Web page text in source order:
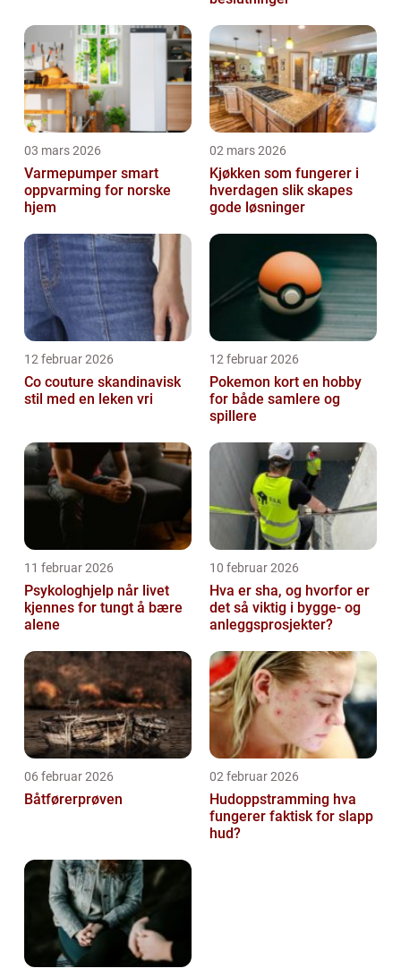
03 mars 2026
Varmepumper smart
oppvarming for norske
hjem
02 mars 2026
Kjøkken som fungerer i
hverdagen slik skapes
gode løsninger
12 februar 2026
Co couture skandinavisk
stil med en leken vri
12 februar 2026
Pokemon kort en hobby
for både samlere og
spillere
11 februar 2026
Psykologhjelp når livet
kjennes for tungt å bære
alene
10 februar 2026
Hva er sha, og hvorfor er
det så viktig i bygge- og
anleggsprosjekter?
06 februar 2026
Båtførerprøven
02 februar 2026
Hudoppstramming hva
fungerer faktisk for slapp
hud?